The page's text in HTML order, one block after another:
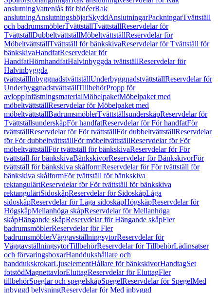
anslutningVattenlås för bidéerRak
anslutningAnslutningsböjarSkyddAnslutningarPackningarTvättställ
och badrumsmöblerTvättställTvättställReservdelar för
TvättställDubbeltvättställMöbeltvättställReservdelar för
MöbeltvättställTvättställ för bänkskivaReservdelar för Tvättställ för
bänkskivaHandfatReservdelar för
HandfatHörnhandfatHalvinbyggda tvättställReservdelar för
Halvinbyggda
tvättställInbyggnadstvättställUnderbyggnadstvättställReservdelar för
UnderbyggnadstvättställTillbehörPropp för
avloppInfästningsmaterialMöbelpaketMöbelpaket med
möbeltvättställReservdelar för Möbelpaket med
möbeltvättställBadrumsmöblerTvättställsunderskåpReservdelar för
TvättställsunderskåpFör handfatReservdelar för För handfatFör
tvättställReservdelar för För tvättställFör dubbeltvättställReservdelar
för För dubbeltvättställFör möbeltvättställReservdelar för För
möbeltvättställFör tvättställ för bänkskivaReservdelar för För
tvättställ för bänkskivaBänkskivorReservdelar för BänkskivorFör
tvättställ för bänkskiva skålformReservdelar för För tvättställ för
bänkskiva skålformFör tvättställ för bänkskiva
rektangulärtReservdelar för För tvättställ för bänkskiva
rektangulärtSidoskåpReservdelar för SidoskåpLåga
sidoskåpReservdelar för Låga sidoskåpHögskåpReservdelar för
HögskåpMellanhöga skåpReservdelar för Mellanhöga
skåpHängande skåpReservdelar för Hängande skåpFler
badrumsmöblerReservdelar för Fler
badrumsmöblerVäggavställningsytorReservdelar för
VäggavställningsytorTillbehörReservdelar för TillbehörLådinsatser
och förvaringsboxarHanddukshållare och
handdukskrokarLjuselementHållare för bänkskivorHandtagSet
fotstödMagnettavlorEluttagReservdelar för EluttagFler
tillbehörSpeglar och spegelskåpSpegelReservdelar för SpegelMed
inbyggd belysningReservdelar för Med inbyggd